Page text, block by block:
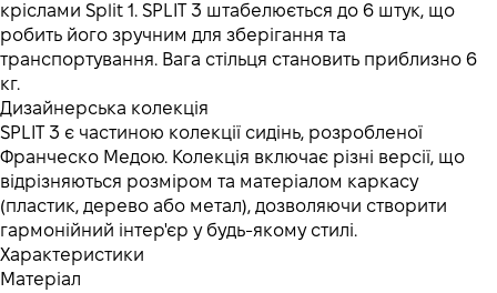
кріслами Split 1. SPLIT 3 штабелюється до 6 штук, що
робить його зручним для зберігання та
транспортування. Вага стільця становить приблизно 6
кг.
Дизайнерська колекція
SPLIT 3 є частиною колекції сидінь, розробленої
Франческо Медою. Колекція включає різні версії, що
відрізняються розміром та матеріалом каркасу
(пластик, дерево або метал), дозволяючи створити
гармонійний інтер'єр у будь-якому стилі.
Характеристики
Матеріал